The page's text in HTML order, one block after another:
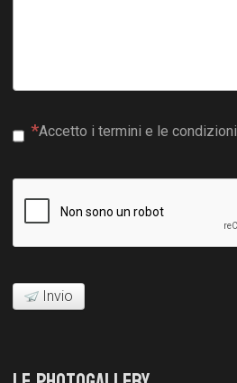
Accetto i termini e le condizioni
Invio